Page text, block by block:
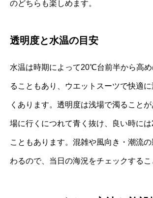
のどちらも楽しめます。
透明度と水温の目安
水温は時期によって20℃台前半から高
ることもあり、ウエットスーツで快適
くあります。透明度は浅場で濁ること
場に行くにつれて青く抜け、良い時に
こともあります。混雑や風向き・潮流
わるので、当日の海況をチェックするこ